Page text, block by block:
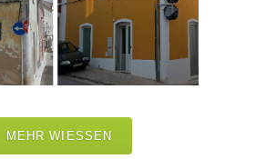
MEHR WIESSEN